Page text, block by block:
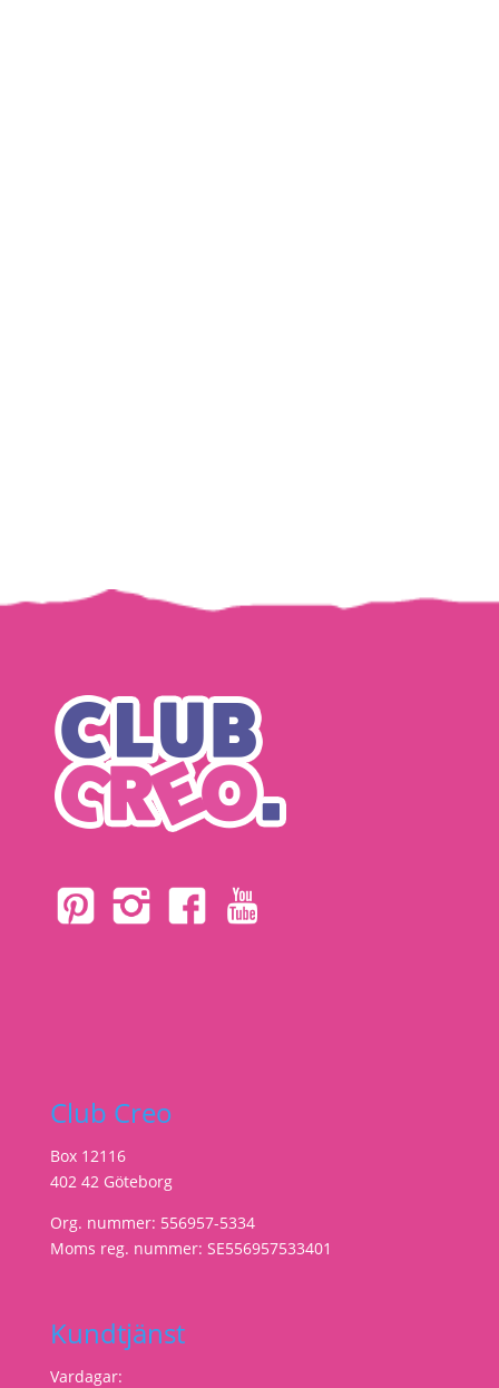
Club Creo
Box 12116
402 42 Göteborg
Org. nummer: 556957-5334
Moms reg. nummer: SE556957533401
Kundtjänst
Vardagar: